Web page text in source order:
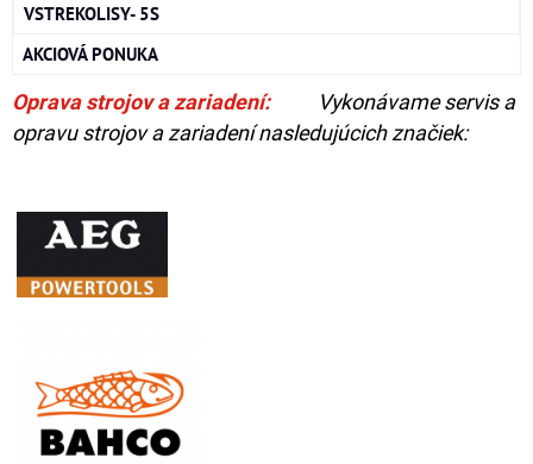
VSTREKOLISY- 5S
AKCIOVÁ PONUKA
Oprava strojov a zariadení:
Vykonávame servis a
opravu strojov a zariadení nasledujúcich značiek: